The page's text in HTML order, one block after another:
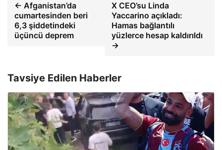
← Afganistan’da
cumartesinden beri
6,3 şiddetindeki
üçüncü deprem
X CEO’su Linda
Yaccarino açıkladı:
Hamas bağlantılı
yüzlerce hesap kaldırıldı
→
Tavsiye Edilen Haberler